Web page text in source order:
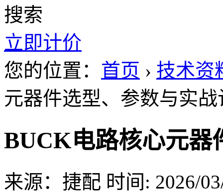
搜索
立即计价
您的位置： 首页 › 技术资
元器件选型、参数与实战
BUCK电路核心元器
来源：捷配 时间: 2026/